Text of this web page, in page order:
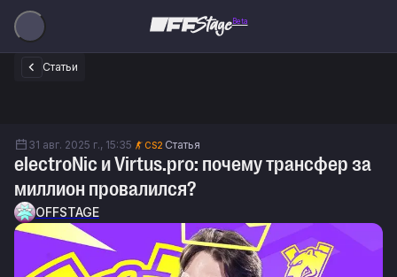
Beta
Статьи
31 авг. 2025 г., 15:35 CS2 Статья
electroNic и Virtus.pro: почему трансфер за
миллион провалился?
OFFSTAGE